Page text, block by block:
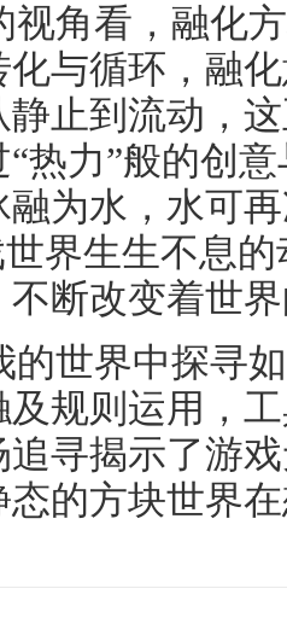
视角看，融化
与循环，融
止到流动，
“热力”般的创
为水，水可
界生生不息
不断改变着世
的世界中探寻
规则运用，
寻揭示了游
的方块世界